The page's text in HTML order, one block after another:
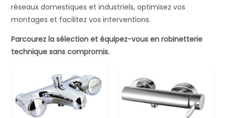
réseaux domestiques et industriels, optimisez vos
montages et facilitez vos interventions.
Parcourez la sélection et équipez-vous en robinetterie
technique sans compromis.